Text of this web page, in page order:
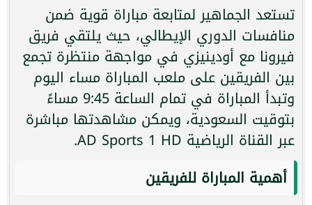
تستعد الجماهير لمتابعة مباراة قوية ضمن
منافسات الدوري الإيطالي، حيث يلتقي فريق
فيرونا مع أودينيزي في مواجهة منتظرة تجمع
بين الفريقين على ملعب المباراة مساء اليوم
وتبدأ المباراة في تمام الساعة 9:45 مساءً
بتوقيت السعودية، ويمكن مشاهدتها مباشرة
عبر القناة الرياضية AD Sports 1 HD.
أهمية المباراة للفريقين